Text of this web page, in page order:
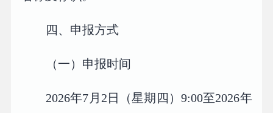
四、申报方式
（一）申报时间
2026年7月2日（星期四）9:00至2026年